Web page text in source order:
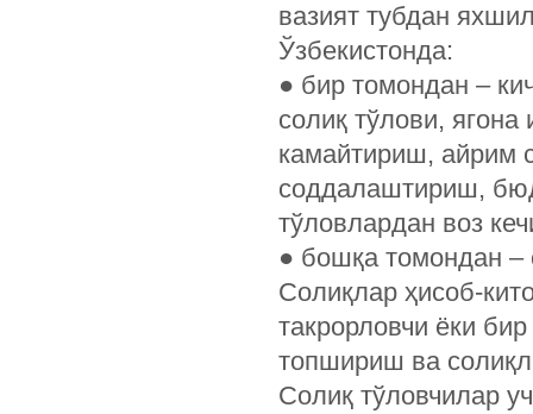
вазият тубдан
Ўзбекистонда:
● бир томондан –
солиқ тўлови,
камайтириш, айрим
соддалаштириш,
тўловлардан воз
● бошқа томондан –
Солиқлар ҳисоб-
такрорловчи ёки
топшириш ва
Солиқ тўловчилар